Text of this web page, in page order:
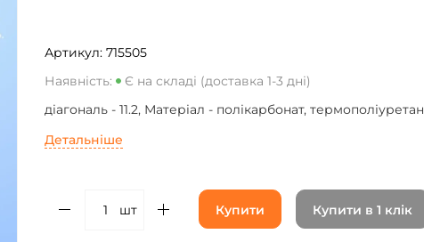
Артикул: 715505
Наявність:
Є на складі (доставка 1-3 дні)
діагональ - 11.2, Матеріал - полікарбонат, термополіуретан
Детальніше
шт Купити Купити в 1 клік